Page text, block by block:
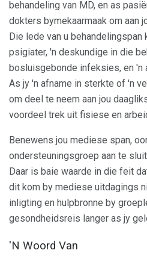
behandeling van MD, en as
dokters bymekaarmaak om aan
Die lede van u behandelingspan
psigiater, 'n deskundige in die
bosluisgebonde infeksies, en 'n
As jy 'n afname in sterkte of 'n
om deel te neem aan jou
voordeel trek uit fisiese en
Benewens jou mediese span,
ondersteuningsgroep aan te
Daar is baie waarde in die feit
dit kom by mediese uitdagings
inligting en hulpbronne by
gesondheidsreis langer as jy
'N Woord Van